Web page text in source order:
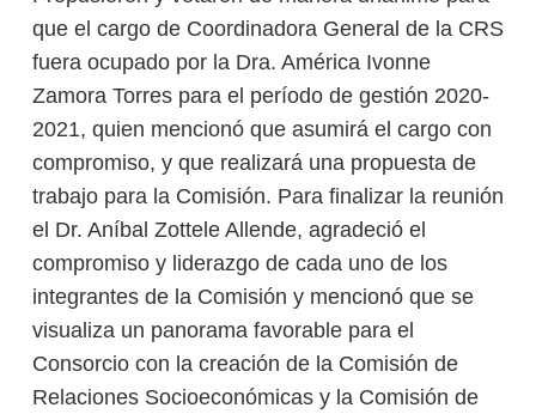
que el cargo de Coordinadora General de la CRS
fuera ocupado por la Dra. América Ivonne
Zamora Torres para el período de gestión 2020-
2021, quien mencionó que asumirá el cargo con
compromiso, y que realizará una propuesta de
trabajo para la Comisión. Para finalizar la reunión
el Dr. Aníbal Zottele Allende, agradeció el
compromiso y liderazgo de cada uno de los
integrantes de la Comisión y mencionó que se
visualiza un panorama favorable para el
Consorcio con la creación de la Comisión de
Relaciones Socioeconómicas y la Comisión de